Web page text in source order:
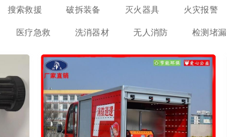
搜索救援 破拆装备 灭火器具 火灾报警
医疗急救 洗消器材 无人消防 检测堵漏